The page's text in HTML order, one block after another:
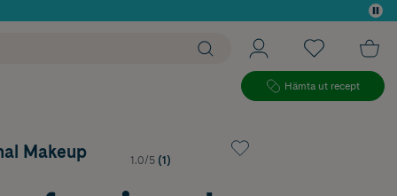
Hämta ut recept
Makeup 1.0/5 (1)